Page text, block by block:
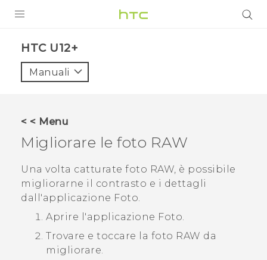
VIVE
ASSISTENZA
Accessori e dispositivi HTC
Accesso
HTC U12+‎
Manuali
< < Menu
Migliorare le foto RAW
Una volta catturate foto RAW, è possibile
migliorarne il contrasto e i dettagli
dall'applicazione Foto.
Aprire l'applicazione Foto.
Trovare e toccare la foto RAW da
migliorare.